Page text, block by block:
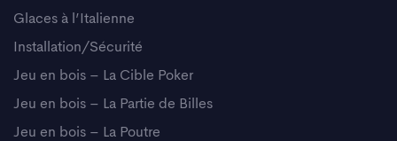
Glaces à l’Italienne
Installation/Sécurité
Jeu en bois – La Cible Poker
Jeu en bois – La Partie de Billes
Jeu en bois – La Poutre